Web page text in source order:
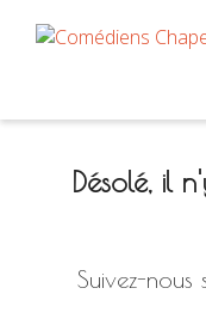
Désolé, il
Suivez-nous